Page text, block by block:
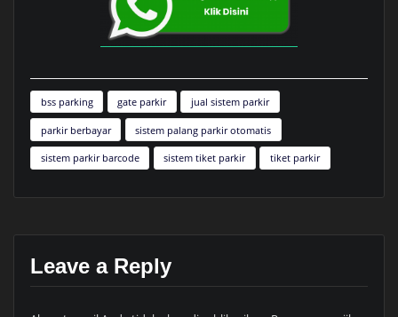
bss parking gate parkir jual sistem parkir
parkir berbayar sistem palang parkir otomatis
sistem parkir barcode sistem tiket parkir tiket parkir
Leave a Reply